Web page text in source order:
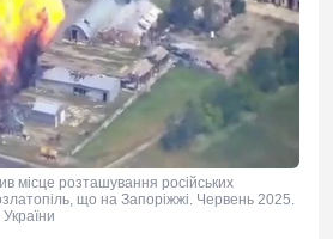
місце розташування російських
що на Запоріжжі. Червень 2025.